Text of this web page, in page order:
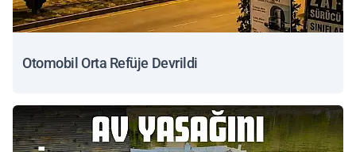
Otomobil Orta Refüje Devrildi